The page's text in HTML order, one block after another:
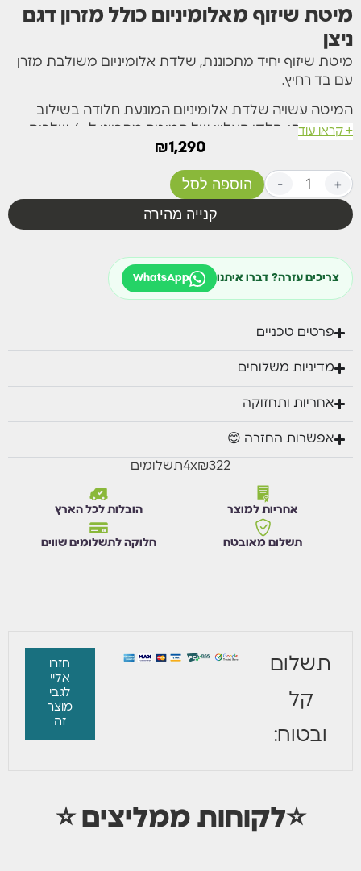
מיטת שיזוף מאלומיניום כולל מזרון דגם
ניצן
מיטת שיזוף יחיד מתכוננת, שלדת אלומיניום משולבת מזרן
עם בד רחיץ.
המיטה עשויה שלדת אלומיניום המונעת חלודה בשילוב
מזרן איכותי. חלקו העליון של המיטה מתכוונן ל -4 שלבים
ויוצר נוחות שכיבה מירבית.
מזרן איכותי בצבע אפור, נוחות מירבית, ניתן לרחיצה ע"י צינור
מים.
המיטה עשויה שלדת אלומיניום אל חלד, איכותית ומאסיבית
מידות : אורך 213 סמ, רוחב 74
+ קראו עוד
₪1,290
- +
הוספה לסל
קנייה מהירה
צריכים עזרה? דברו איתנו WhatsApp
פרטים טכניים
מדיניות משלוחים
אחריות ותחזוקה
אפשרות החזרה 😊
₪322
x
4תשלומים
אחריות למוצר הובלות לכל הארץ
תשלום מאובטח חלוקה לתשלומים שווים
תשלום
קל
ובטוח:
חזרו
אליי
לגבי
מוצר
זה
⭐לקוחות ממליצים ⭐